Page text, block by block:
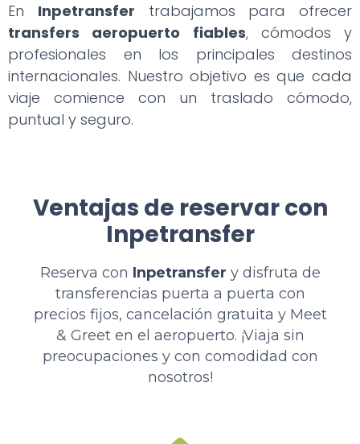
En Inpetransfer trabajamos para ofrecer
transfers aeropuerto fiables, cómodos y
profesionales en los principales destinos
internacionales. Nuestro objetivo es que cada
viaje comience con un traslado cómodo,
puntual y seguro.
Ventajas de reservar con
Inpetransfer
Reserva con Inpetransfer y disfruta de
transferencias puerta a puerta con
precios fijos, cancelación gratuita y Meet
& Greet en el aeropuerto. ¡Viaja sin
preocupaciones y con comodidad con
nosotros!